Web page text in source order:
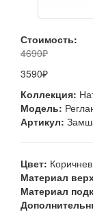
Стоимость:
4690₽
3590₽
Коллекция:
Модель:
Артикул:
Цвет:
Материал
Материал